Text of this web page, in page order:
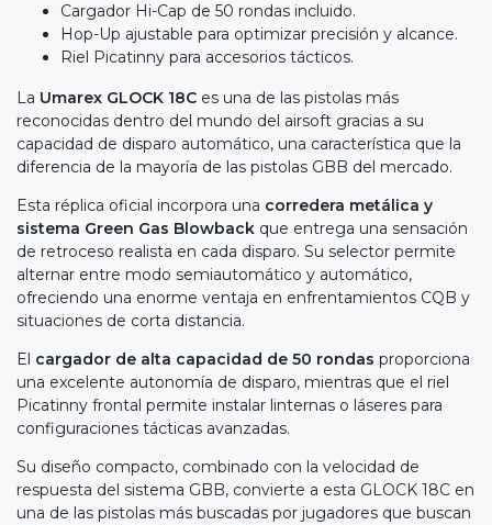
Cargador Hi-Cap de 50 rondas incluido.
Hop-Up ajustable para optimizar precisión y alcance.
Riel Picatinny para accesorios tácticos.
La Umarex GLOCK 18C es una de las pistolas más
reconocidas dentro del mundo del airsoft gracias a su
capacidad de disparo automático, una característica que la
diferencia de la mayoría de las pistolas GBB del mercado.
Esta réplica oficial incorpora una corredera metálica y
sistema Green Gas Blowback que entrega una sensación
de retroceso realista en cada disparo. Su selector permite
alternar entre modo semiautomático y automático,
ofreciendo una enorme ventaja en enfrentamientos CQB y
situaciones de corta distancia.
El cargador de alta capacidad de 50 rondas proporciona
una excelente autonomía de disparo, mientras que el riel
Picatinny frontal permite instalar linternas o láseres para
configuraciones tácticas avanzadas.
Su diseño compacto, combinado con la velocidad de
respuesta del sistema GBB, convierte a esta GLOCK 18C en
una de las pistolas más buscadas por jugadores que buscan